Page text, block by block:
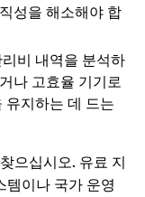
성을 해소해야 합
비 내역을 분석하
나 고효율 기기로
유지하는 데 드는
으십시오. 유료 지
템이나 국가 운영